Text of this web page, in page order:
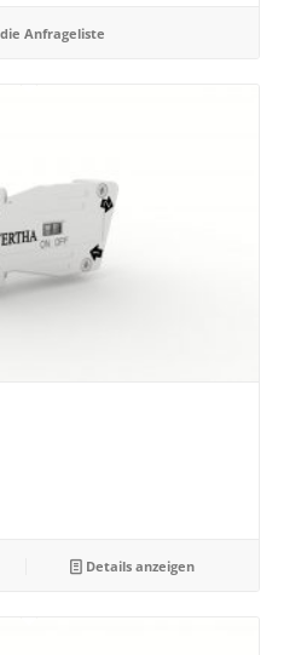
Anfrageliste
Details anzeigen